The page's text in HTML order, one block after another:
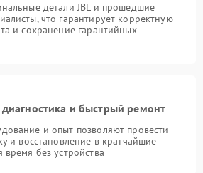
детали JBL и прошедшие
что гарантирует корректную
и сохранение гарантийных
диагностика и быстрый ремонт
и опыт позволяют провести
и восстановление в кратчайшие
без устройства